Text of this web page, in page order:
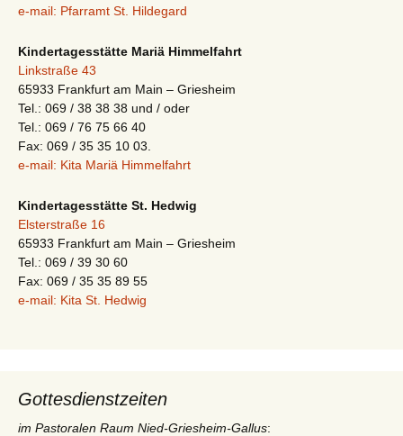
e-mail: Pfarramt St. Hildegard
Kindertagesstätte Mariä Himmelfahrt
Linkstraße 43
65933 Frankfurt am Main – Griesheim
Tel.: 069 / 38 38 38 und / oder
Tel.: 069 / 76 75 66 40
Fax: 069 / 35 35 10 03.
e-mail: Kita Mariä Himmelfahrt
Kindertagesstätte St. Hedwig
Elsterstraße 16
65933 Frankfurt am Main – Griesheim
Tel.: 069 / 39 30 60
Fax: 069 / 35 35 89 55
e-mail: Kita St. Hedwig
Gottesdienstzeiten
im Pastoralen Raum Nied-Griesheim-Gallus: